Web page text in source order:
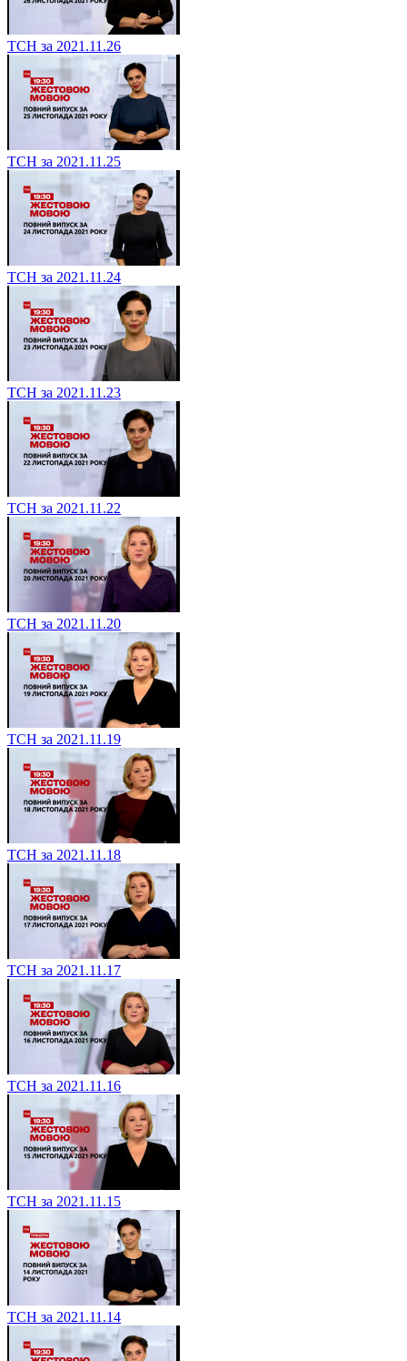
ТСН за 2021.11.26
ТСН за 2021.11.25
ТСН за 2021.11.24
ТСН за 2021.11.23
ТСН за 2021.11.22
ТСН за 2021.11.20
ТСН за 2021.11.19
ТСН за 2021.11.18
ТСН за 2021.11.17
ТСН за 2021.11.16
ТСН за 2021.11.15
ТСН за 2021.11.14